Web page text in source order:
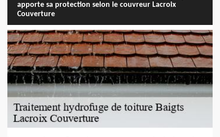
apporte sa protection selon le couvreur Lacroix
Couverture